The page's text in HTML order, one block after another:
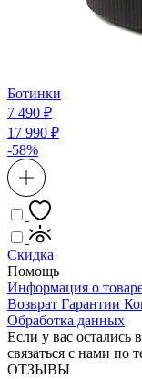
Ботинки
7 490 ₽
17 990 ₽
-58%
Скидка
Помощь
Информация о
Возврат Гарантии
Обработка данных
Если у вас остались
связаться с нами по
ОТЗЫВЫ